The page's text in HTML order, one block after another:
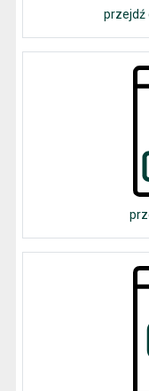
przejdź